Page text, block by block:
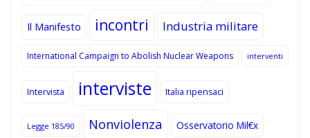
Il Manifesto incontri Industria militare
International Campaign to Abolish Nuclear Weapons interventi
Intervista interviste Italia ripensaci
Legge 185/90 Nonviolenza Osservatorio Mil€x